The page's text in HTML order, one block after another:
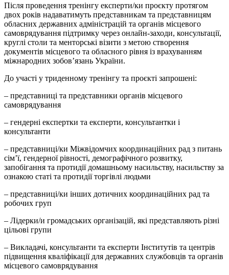
Після проведення тренінгу експерти/ки проєкту протягом
двох років надаватимуть представникам та представницям
обласних державних адміністрацій та органів місцевого
самоврядування підтримку через онлайн-заходи, консультації,
круглі столи та менторські візити з метою створення
документів місцевого та обласного рівня із врахуванням
міжнародних зобов’язань України.
До участі у триденному тренінгу та проєкті запрошені:
– представниці та представники органів місцевого
самоврядування
– гендерні експертки та експерти, консультантки і
консультанти
– представниці/ки Міжвідомчих координаційних рад з питань
сім’ї, гендерної рівності, демографічного розвитку,
запобігання та протидії домашньому насильству, насильству за
ознакою статі та протидії торгівлі людьми
– представниці/ки інших дотичних координаційних рад та
робочих груп
– Лідерки/и громадських організацій, які представляють різні
цільові групи
– Викладачі, консультанти та експерти Інститутів та центрів
підвищення кваліфікації для державних службовців та органів
місцевого самоврядування